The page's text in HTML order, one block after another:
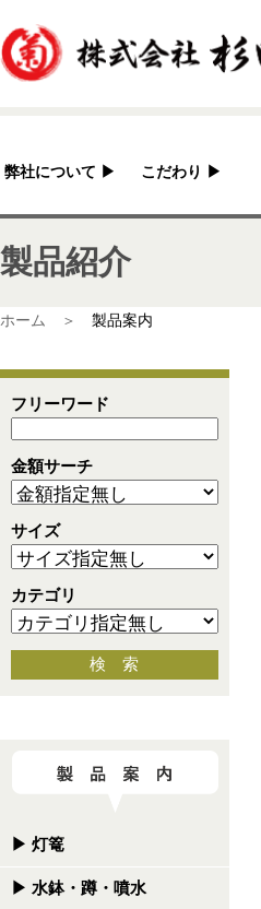
弊社について ▶
杉田石材店とは？
会社概要
こだわり ▶
加工へのこだわり
製品紹介
ホーム ＞ 製品案内
フリーワード
金額サーチ
サイズ
カテゴリ
検 索
▶ 灯篭
▶ 水鉢・蹲・噴水